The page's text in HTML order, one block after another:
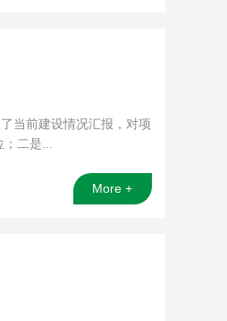
当前建设情况汇报，对项
二是...
More +